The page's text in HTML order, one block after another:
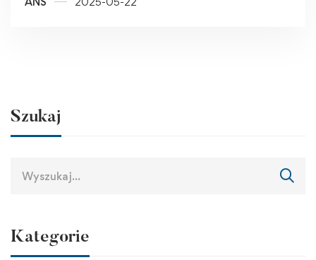
Szukaj
Kategorie